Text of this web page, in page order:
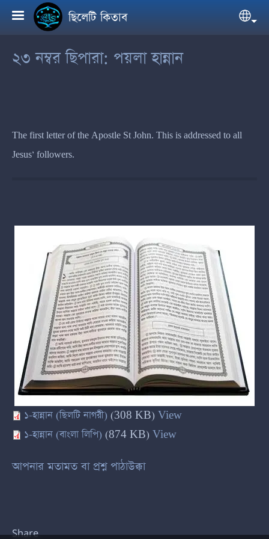
Skip to main content
ছিলেটি কিতাব
২৩ নম্বর ছিপারা: পয়লা হান্নান
The first letter of the Apostle St John. This is addressed to all
Jesus’ followers.
১-হান্নান (ছিলটি নাগরী) (308 KB) View
১-হান্নান (বাংলা লিপি) (874 KB) View
আপনার মতামত বা প্রশ্ন পাঠাউক্কা
Share